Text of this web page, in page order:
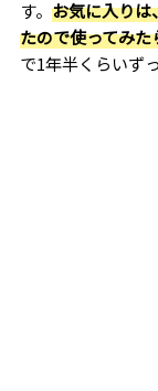
す。 お気に入りは
たので使ってみ
で1年半くらいず